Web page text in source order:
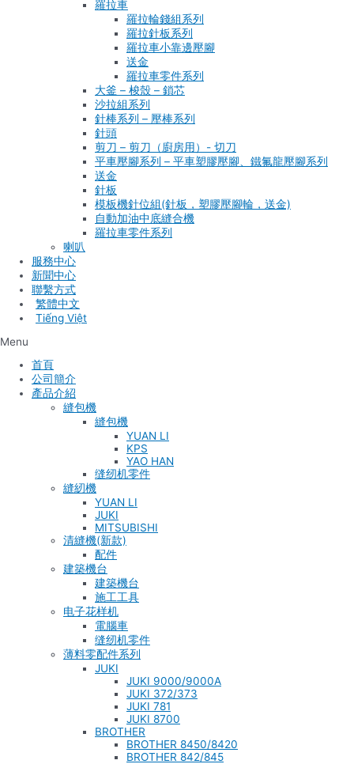
羅拉車
羅拉輪錢組系列
羅拉針板系列
羅拉車小靠邊壓腳
送金
羅拉車零件系列
大釜 – 梭殼 – 鎖芯
沙拉組系列
針棒系列 – 壓棒系列
針頭
剪刀 – 剪刀（廚房用）- 切刀
平車壓腳系列 – 平車塑膠壓腳、鐵氟龍壓腳系列
送金
針板
模板機針位組(針板，塑膠壓腳輪，送金)
自動加油中底縫合機
羅拉車零件系列
喇叭
服務中心
新聞中心
聯繫方式
Tiếng Việt
Menu
首頁
公司簡介
產品介紹
縫包機
縫包機
YUAN LI
KPS
YAO HAN
缝纫机零件
縫紉機
YUAN LI
JUKI
MITSUBISHI
清縫機(新款)
配件
建築機台
建築機台
施工工具
电子花样机
電腦車
缝纫机零件
薄料零配件系列
JUKI
JUKI 9000/9000A
JUKI 372/373
JUKI 781
JUKI 8700
BROTHER
BROTHER 8450/8420
BROTHER 842/845